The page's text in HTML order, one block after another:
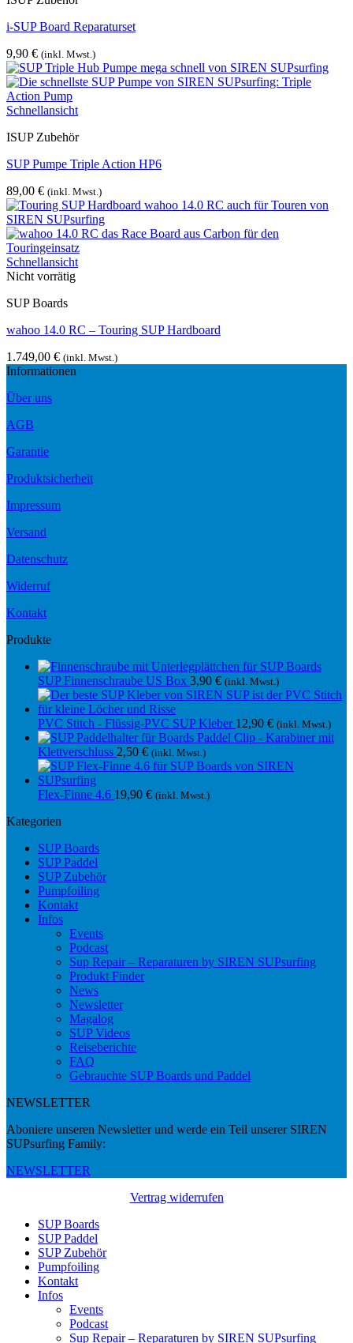
i-SUP Board Reparaturset
9,90 € (inkl. Mwst.)
Schnellansicht
ISUP Zubehör
SUP Pumpe Triple Action HP6
89,00 € (inkl. Mwst.)
Schnellansicht
Nicht vorrätig
SUP Boards
wahoo 14.0 RC – Touring SUP Hardboard
1.749,00 € (inkl. Mwst.)
Informationen
Über uns
AGB
Garantie
Produktsicherheit
Impressum
Versand
Datenschutz
Widerruf
Kontakt
Produkte
SUP Finnenschraube US Box 3,90 € (inkl. Mwst.)
PVC Stitch - Flüssig-PVC SUP Kleber 12,90 € (inkl. Mwst.)
Paddel Clip - Karabiner mit
Klettverschluss 2,50 € (inkl. Mwst.)
Flex-Finne 4.6 19,90 € (inkl. Mwst.)
Kategorien
SUP Boards
SUP Paddel
SUP Zubehör
Pumpfoiling
Kontakt
Infos
Events
Podcast
Sup Repair – Reparaturen by SIREN SUPsurfing
Produkt Finder
News
Newsletter
Magalog
SUP Videos
Reiseberichte
FAQ
Gebrauchte SUP Boards und Paddel
NEWSLETTER
Aboniere unseren Newsletter und werde ein Teil unserer SIREN
SUPsurfing Family:
NEWSLETTER
Vertrag widerrufen
SUP Boards
SUP Paddel
SUP Zubehör
Pumpfoiling
Kontakt
Infos
Events
Podcast
Sup Repair – Reparaturen by SIREN SUPsurfing